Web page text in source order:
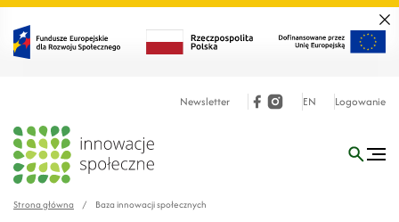
Newsletter EN Logowanie
Strona główna / Baza innowacji społecznych